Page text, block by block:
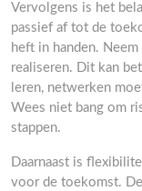
Vervolgens is het
passief af tot de
heft in handen.
realiseren. Dit kan
leren, netwerken
Wees niet bang om
stappen.
Daarnaast is
voor de toekomst.